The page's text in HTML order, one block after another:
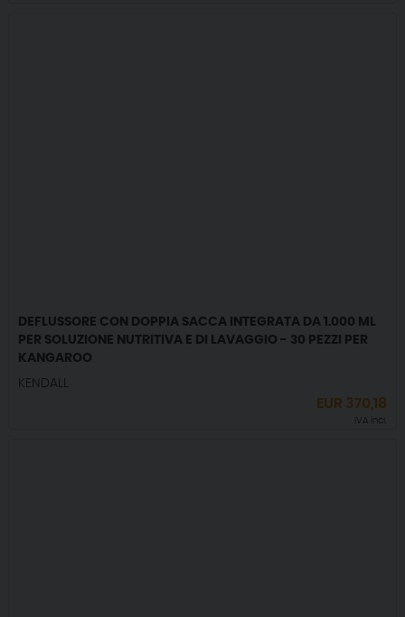
DEFLUSSORE CON DOPPIA SACCA INTEGRATA DA 1.000 ML
PER SOLUZIONE NUTRITIVA E DI LAVAGGIO - 30 PEZZI PER
KANGAROO
KENDALL
EUR 370,18
IVA incl.